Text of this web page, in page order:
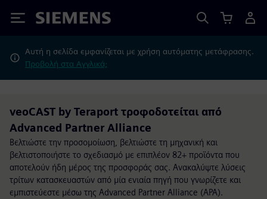
Siemens
Αυτή η σελίδα εμφανίζεται με χρήση αυτόματης μετάφρασης.
Προβολή στα Αγγλικά;
veoCAST by Teraport τροφοδοτείται από
Advanced Partner Alliance
Βελτιώστε την προσομοίωση, βελτιώστε τη μηχανική και
βελτιστοποιήστε το σχεδιασμό με επιπλέον 82+ προϊόντα που
αποτελούν ήδη μέρος της προσφοράς σας. Ανακαλύψτε λύσεις
τρίτων κατασκευαστών από μία ενιαία πηγή που γνωρίζετε και
εμπιστεύεστε μέσω της Advanced Partner Alliance (APA).